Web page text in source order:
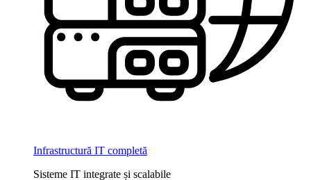
Infrastructură IT completă
Sisteme IT integrate și scalabile